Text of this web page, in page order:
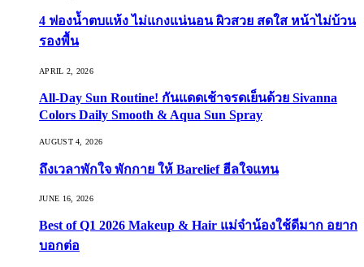
4 ฟองน้ำตบแห้ง ไม่แกงแน่นอน ผิวสวย สดใส หน้าไม่บ้วน
รองพื้น
APRIL 2, 2026
All-Day Sun Routine! กันแดดเช้าจรดเย็นด้วย Sivanna
Colors Daily Smooth & Aqua Sun Spray
AUGUST 4, 2026
ถึงเวลาพักใจ พักกาย ให้ Barelief ฮีลใจแทน
JUNE 16, 2026
Best of Q1 2026 Makeup & Hair แม่จ๋าน้องใช้ดีมาก อยาก
บอกต่อ